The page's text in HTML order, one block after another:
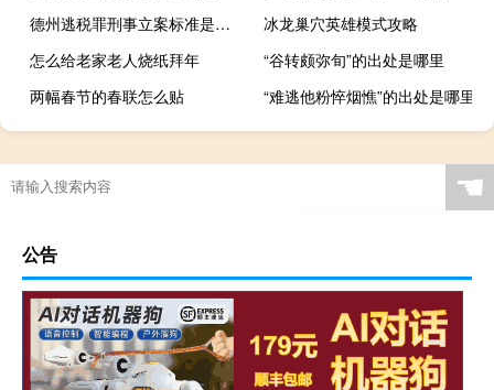
德州逃税罪刑事立案标准是怎样的
冰龙巢穴英雄模式攻略
怎么给老家老人烧纸拜年
“谷转颇弥旬”的出处是哪里
两幅春节的春联怎么贴
“难逃他粉悴烟憔”的出处是哪里
☚
公告